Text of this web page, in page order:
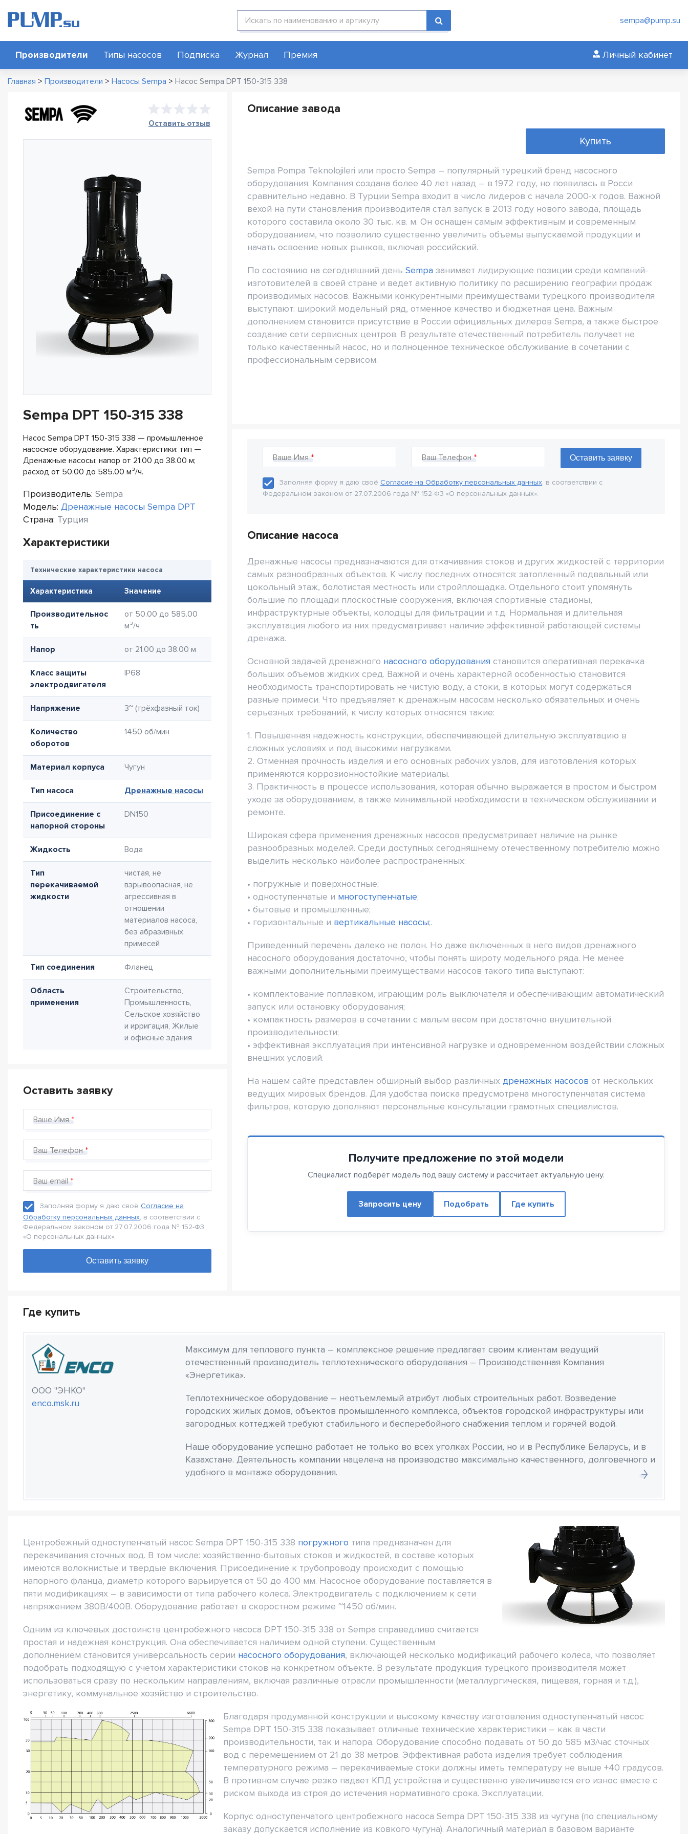
Поиск по каталогу sempa@pump.su
Производители Типы насосов Подписка Журнал Премия Личный кабинет
Главная > Производители > Насосы Sempa > Насос Sempa DPT 150-315 338
Оставить отзыв
Sempa DPT 150-315 338
Насос Sempa DPT 150-315 338 — промышленное
насосное оборудование. Характеристики: тип —
Дренажные насосы; напор от 21.00 до 38.00 м;
расход от 50.00 до 585.00 м³/ч.
Производитель: Sempa
Модель: Дренажные насосы Sempa DPT
Страна: Турция
Характеристики
Технические характеристики насоса
Характеристика Значение
Производительнос
ть
от 50.00 до 585.00
м³/ч
Напор от 21.00 до 38.00 м
Класс защиты
электродвигателя
IP68
Напряжение 3~ (трёхфазный ток)
Количество
оборотов
1450 об/мин
Материал корпуса Чугун
Тип насоса Дренажные насосы
Присоединение с
напорной стороны
DN150
Жидкость Вода
Тип
перекачиваемой
жидкости
чистая, не
взрывоопасная, не
агрессивная в
отношении
материалов насоса,
без абразивных
примесей
Тип соединения Фланец
Область
применения
Строительство,
Промышленность,
Сельское хозяйство
и ирригация, Жилые
и офисные здания
Оставить заявку
Ваше Имя
Ваш Телефон
Ваш email
Заполняя форму я даю своё Согласие на
Обработку персональных данных, в соответствии с
Федеральном законом от 27.07.2006 года № 152-Ф3
«О персональных данных».
Описание завода
Купить
Sempa Pompa Teknolojileri или просто Sempa – популярный турецкий бренд насосного
оборудования. Компания создана более 40 лет назад – в 1972 году, но появилась в Росси
сравнительно недавно. В Турции Sempa входит в число лидеров с начала 2000-х годов. Важной
вехой на пути становления производителя стал запуск в 2013 году нового завода, площадь
которого составила около 30 тыс. кв. м. Он оснащен самым эффективным и современным
оборудованием, что позволило существенно увеличить объемы выпускаемой продукции и
начать освоение новых рынков, включая российский.
По состоянию на сегодняшний день Sempa занимает лидирующие позиции среди компаний-
изготовителей в своей стране и ведет активную политику по расширению географии продаж
производимых насосов. Важными конкурентными преимуществами турецкого производителя
выступают: широкий модельный ряд, отменное качество и бюджетная цена. Важным
дополнением становится присутствие в России официальных дилеров Sempa, а также быстрое
создание сети сервисных центров. В результате отечественный потребитель получает не
только качественный насос, но и полноценное техническое обслуживание в сочетании с
профессиональным сервисом.
Ваше Имя Ваш Телефон
Заполняя форму я даю своё Согласие на Обработку персональных данных, в соответствии с
Федеральном законом от 27.07.2006 года № 152-Ф3 «О персональных данных».
Описание насоса
Дренажные насосы предназначаются для откачивания стоков и других жидкостей с территории
самых разнообразных объектов. К числу последних относятся: затопленный подвальный или
цокольный этаж, болотистая местность или стройплощадка. Отдельного стоит упомянуть
большие по площади плоскостные сооружения, включая спортивные стадионы,
инфраструктурные объекты, колодцы для фильтрации и т.д. Нормальная и длительная
эксплуатация любого из них предусматривает наличие эффективной работающей системы
дренажа.
Основной задачей дренажного насосного оборудования становится оперативная перекачка
больших объемов жидких сред. Важной и очень характерной особенностью становится
необходимость транспортировать не чистую воду, а стоки, в которых могут содержаться
разные примеси. Что предъявляет к дренажным насосам несколько обязательных и очень
серьезных требований, к числу которых относятся такие:
1. Повышенная надежность конструкции, обеспечивающей длительную эксплуатацию в
сложных условиях и под высокими нагрузками.
2. Отменная прочность изделия и его основных рабочих узлов, для изготовления которых
применяются коррозионностойкие материалы.
3. Практичность в процессе использования, которая обычно выражается в простом и быстром
уходе за оборудованием, а также минимальной необходимости в техническом обслуживании и
ремонте.
Широкая сфера применения дренажных насосов предусматривает наличие на рынке
разнообразных моделей. Среди доступных сегодняшнему отечественному потребителю можно
выделить несколько наиболее распространенных:
• погружные и поверхностные;
• одноступенчатые и многоступенчатые;
• бытовые и промышленные;
• горизонтальные и вертикальные насосы;.
Приведенный перечень далеко не полон. Но даже включенных в него видов дренажного
насосного оборудования достаточно, чтобы понять широту модельного ряда. Не менее
важными дополнительными преимуществами насосов такого типа выступают:
• комплектование поплавком, играющим роль выключателя и обеспечивающим автоматический
запуск или остановку оборудования;
• компактность размеров в сочетании с малым весом при достаточно внушительной
производительности;
• эффективная эксплуатация при интенсивной нагрузке и одновременном воздействии сложных
внешних условий.
На нашем сайте представлен обширный выбор различных дренажных насосов от нескольких
ведущих мировых брендов. Для удобства поиска предусмотрена многоступенчатая система
фильтров, которую дополняют персональные консультации грамотных специалистов.
Получите предложение по этой модели
Специалист подберёт модель под вашу систему и рассчитает актуальную цену.
Запросить цену Подобрать Где купить
Где купить
ООО "ЭНКО"
enco.msk.ru
Максимум для теплового пункта – комплексное решение предлагает своим клиентам ведущий
отечественный производитель теплотехнического оборудования – Производственная Компания
«Энергетика».
Теплотехническое оборудование – неотъемлемый атрибут любых строительных работ. Возведение
городских жилых домов, объектов промышленного комплекса, объектов городской инфраструктуры или
загородных коттеджей требуют стабильного и бесперебойного снабжения теплом и горячей водой.
Наше оборудование успешно работает не только во всех уголках России, но и в Республике Беларусь, и в
Казахстане. Деятельность компании нацелена на производство максимально качественного, долговечного и
удобного в монтаже оборудования.
Центробежный одноступенчатый насос Sempa DPT 150-315 338 погружного типа предназначен для
перекачивания сточных вод. В том числе: хозяйственно-бытовых стоков и жидкостей, в составе которых
имеются волокнистые и твердые включения. Присоединение к трубопроводу происходит с помощью
напорного фланца, диаметр которого варьируется от 50 до 400 мм. Насосное оборудование поставляется в
пяти модификациях – в зависимости от типа рабочего колеса. Электродвигатель с подключением к сети
напряжением 380В/400В. Оборудование работает в скоростном режиме ~1450 об/мин.
Одним из ключевых достоинств центробежного насоса DPT 150-315 338 от Sempa справедливо считается
простая и надежная конструкция. Она обеспечивается наличием одной ступени. Существенным
дополнением становится универсальность серии насосного оборудования, включающей несколько модификаций рабочего колеса, что позволяет
подобрать подходящую с учетом характеристики стоков на конкретном объекте. В результате продукция турецкого производителя может
использоваться сразу по нескольким направлениям, включая различные отрасли промышленности (металлургическая, пищевая, горная и т.д.),
энергетику, коммунальное хозяйство и строительство.
Благодаря продуманной конструкции и высокому качеству изготовления одноступенчатый насос
Sempa DPT 150-315 338 показывает отличные технические характеристики – как в части
производительности, так и напора. Оборудование способно подавать от 50 до 585 м3/час сточных
вод с перемещением от 21 до 38 метров. Эффективная работа изделия требует соблюдения
температурного режима – перекачиваемые стоки должны иметь температуру не выше +40 градусов.
В противном случае резко падает КПД устройства и существенно увеличивается его износ вместе с
риском выхода из строя до истечения нормативного срока. Эксплуатации.
Корпус одноступенчатого центробежного насоса Sempa DPT 150-315 338 из чугуна (по специальному
заказу допускается исполнение из ковкого чугуна). Аналогичный материал в базовом варианте